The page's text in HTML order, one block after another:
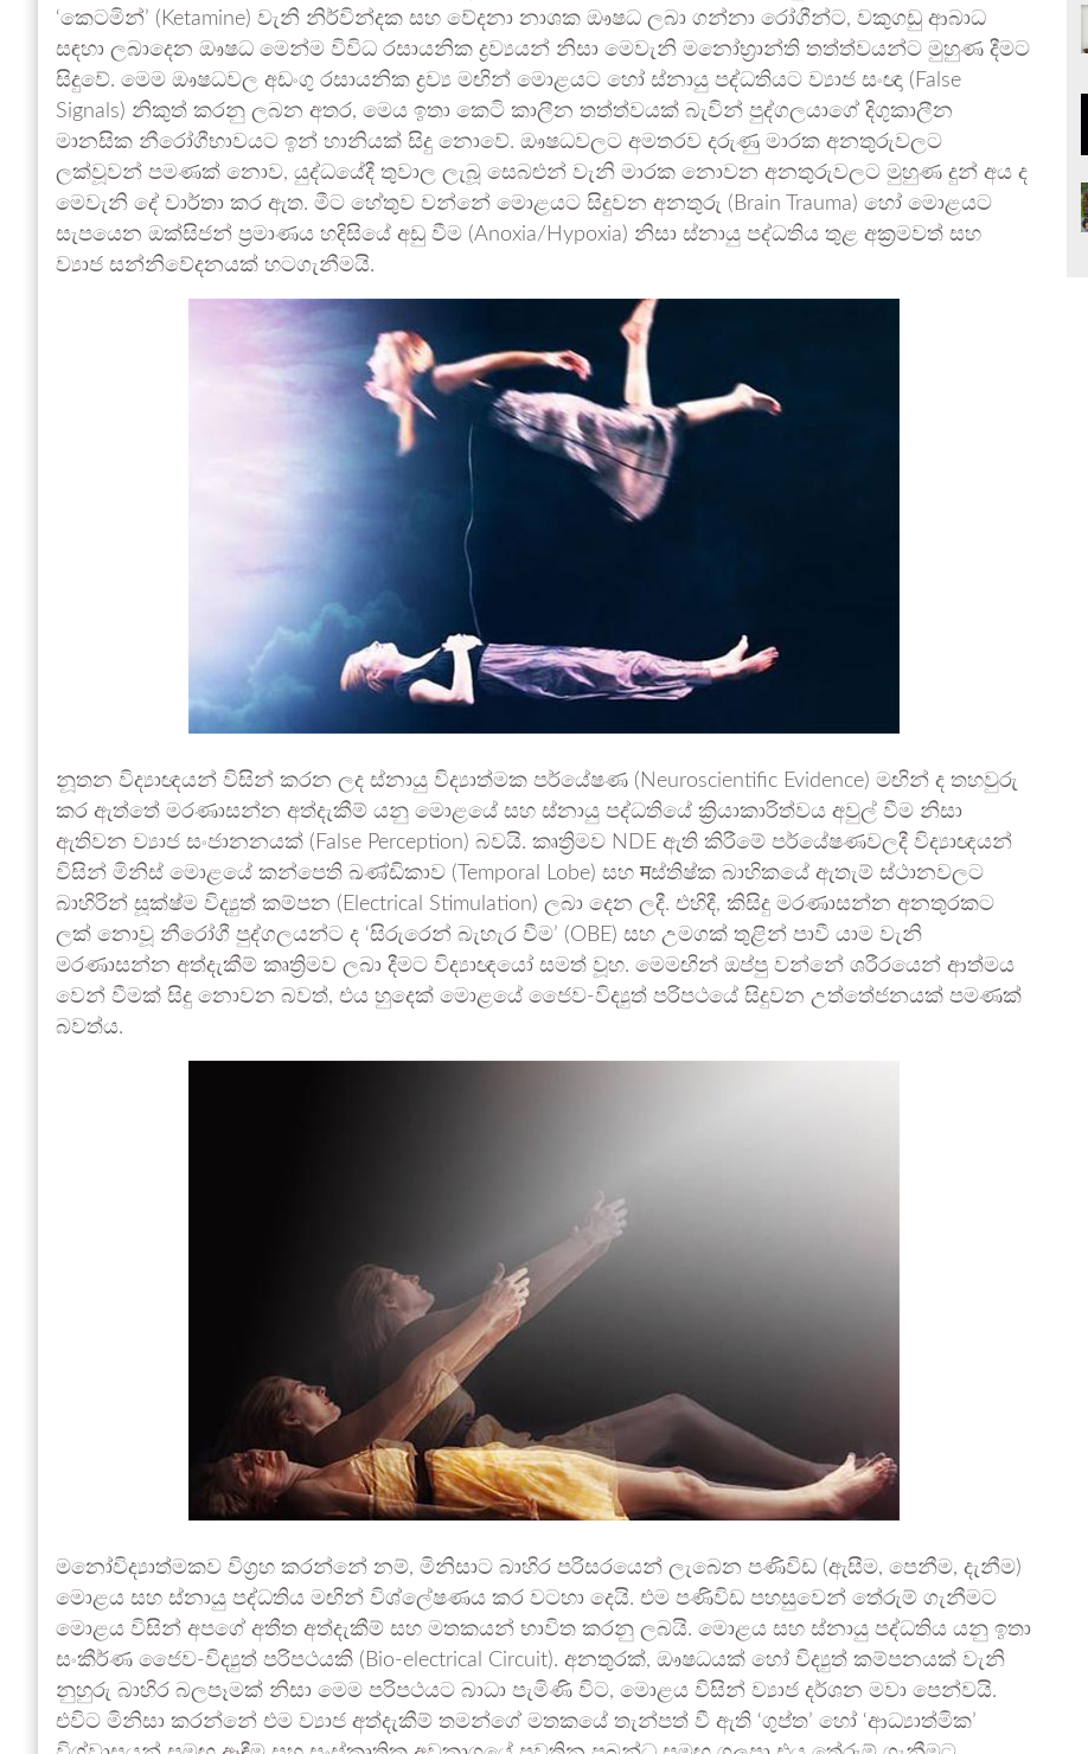
‘කෙටමින්’ (Ketamine) වැනි නිර්වින්දක සහ වේදනා නාශක ඖෂධ ලබා ගන්නා රෝගීන්ට, වකුගඩු ආබාධ
සඳහා ලබාදෙන ඖෂධ මෙන්ම විවිධ රසායනික ද්‍රව්‍යයන් නිසා මෙවැනි මනෝභ්‍රාන්ති තත්ත්වයන්ට මුහුණ දීමට
සිදුවේ. මෙම ඖෂධවල අඩංගු රසායනික ද්‍රව්‍ය මඟින් මොළයට හෝ ස්නායු පද්ධතියට ව්‍යාජ සංඥා (False
Signals) නිකුත් කරනු ලබන අතර, මෙය ඉතා කෙටි කාලීන තත්ත්වයක් බැවින් පුද්ගලයාගේ දිගුකාලීන
මානසික නීරෝගීභාවයට ඉන් හානියක් සිදු නොවේ. ඖෂධවලට අමතරව දරුණු මාරක අනතුරුවලට
ලක්වූවන් පමණක් නොව, යුද්ධයේදී තුවාල ලැබූ සෙබළුන් වැනි මාරක නොවන අනතුරුවලට මුහුණ දුන් අය ද
මෙවැනි දේ වාර්තා කර ඇත. මීට හේතුව වන්නේ මොළයට සිදුවන අනතුරු (Brain Trauma) හෝ මොළයට
සැපයෙන ඔක්සිජන් ප්‍රමාණය හදිසියේ අඩු වීම (Anoxia/Hypoxia) නිසා ස්නායු පද්ධතිය තුළ අක්‍රමවත් සහ
ව්‍යාජ සන්නිවේදනයක් හටගැනීමයි.
නූතන විද්‍යාඥයන් විසින් කරන ලද ස්නායු විද්‍යාත්මක පර්යේෂණ (Neuroscientific Evidence) මඟින් ද තහවුරු
කර ඇත්තේ මරණාසන්න අත්දැකීම් යනු මොළයේ සහ ස්නායු පද්ධතියේ ක්‍රියාකාරිත්වය අවුල් වීම නිසා
ඇතිවන ව්‍යාජ සංජානනයක් (False Perception) බවයි. කෘත්‍රිමව NDE ඇති කිරීමේ පර්යේෂණවලදී විද්‍යාඥයන්
විසින් මිනිස් මොළයේ කන්පෙති ඛණ්ඩිකාව (Temporal Lobe) සහ मස්තිෂ්ක බාහිකයේ ඇතැම් ස්ථානවලට
බාහිරින් සූක්ෂ්ම විද්‍යුත් කම්පන (Electrical Stimulation) ලබා දෙන ලදී. එහිදී, කිසිදු මරණාසන්න අනතුරකට
ලක් නොවූ නීරෝගී පුද්ගලයන්ට ද ‘සිරුරෙන් බැහැර වීම’ (OBE) සහ උමගක් තුළින් පාවී යාම වැනි
මරණාසන්න අත්දැකීම් කෘත්‍රිමව ලබා දීමට විද්‍යාඥයෝ සමත් වූහ. මෙමඟින් ඔප්පු වන්නේ ශරීරයෙන් ආත්මය
වෙන් වීමක් සිදු නොවන බවත්, එය හුදෙක් මොළයේ ජෛව-විද්‍යුත් පරිපථයේ සිදුවන උත්තේජනයක් පමණක්
බවත්ය.
මනෝවිද්‍යාත්මකව විග්‍රහ කරන්නේ නම්, මිනිසාට බාහිර පරිසරයෙන් ලැබෙන පණිවිඩ (ඇසීම, පෙනීම, දැනීම)
මොළය සහ ස්නායු පද්ධතිය මඟින් විශ්ලේෂණය කර වටහා දෙයි. එම පණිවිඩ පහසුවෙන් තේරුම් ගැනීමට
මොළය විසින් අපගේ අතීත අත්දැකීම් සහ මතකයන් භාවිත කරනු ලබයි. මොළය සහ ස්නායු පද්ධතිය යනු ඉතා
සංකීර්ණ ජෛව-විද්‍යුත් පරිපථයකි (Bio-electrical Circuit). අනතුරක්, ඖෂධයක් හෝ විද්‍යුත් කම්පනයක් වැනි
නුහුරු බාහිර බලපෑමක් නිසා මෙම පරිපථයට බාධා පැමිණි විට, මොළය විසින් ව්‍යාජ දර්ශන මවා පෙන්වයි.
එවිට මිනිසා කරන්නේ එම ව්‍යාජ අත්දැකීම් තමන්ගේ මතකයේ තැන්පත් වී ඇති ‘ගුප්ත’ හෝ ‘ආධ්‍යාත්මික’